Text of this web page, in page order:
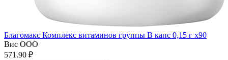
Благомакс Комплекс витаминов группы В капс 0,15 г x90
Вис ООО
571.90 ₽